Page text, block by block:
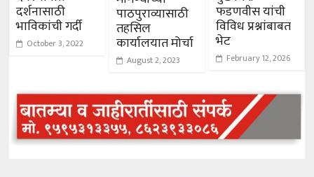
दर्शनासाठी
भाविकांची गर्दी
October 3, 2022
पाठपुराव्यासाठी
तहसिल
कार्यालयात मोर्चा
August 2, 2023
फडणवीस यांची
विविध प्रश्नांबाबत
भेट
February 12, 2026